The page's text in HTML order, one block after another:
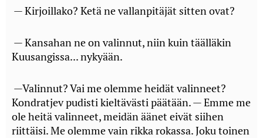
— Kirjoillako? Ketä ne vallanpitäjät sitten ovat?
— Kansahan ne on valinnut, niin kuin täälläkin
Kuusangissa... nykyään.
—Valinnut? Vai me olemme heidät valinneet?
Kondratjev pudisti kieltävästi päätään. — Emme me
ole heitä valinneet, meidän äänet eivät siihen
riittäisi. Me olemme vain rikka rokassa. Joku toinen